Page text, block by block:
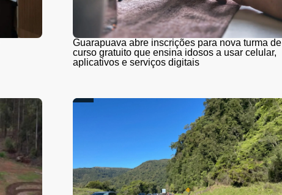
Guarapuava abre inscrições para nova turma de
curso gratuito que ensina idosos a usar celular,
aplicativos e serviços digitais